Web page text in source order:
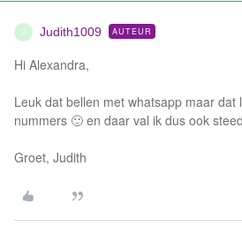
J Judith1009 AUTEUR
Hi Alexandra,
Leuk dat bellen met whatsapp maar dat
nummers 🙂 en daar val ik dus ook
Groet, Judith